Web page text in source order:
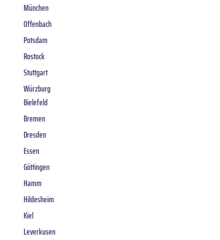
München
Offenbach
Potsdam
Rostock
Stuttgart
Würzburg
Bielefeld
Bremen
Dresden
Essen
Göttingen
Hamm
Hildesheim
Kiel
Leverkusen